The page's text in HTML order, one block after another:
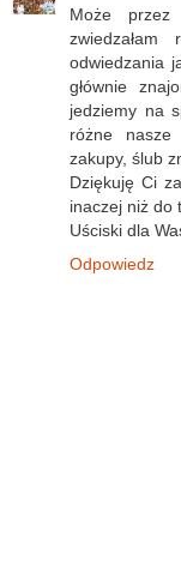
Może
odwiedzania
głównie
jedziemy na
różne nasze
zakupy, ślub
Dziękuję Ci
inaczej niż do
Uściski dla
Odpowiedz